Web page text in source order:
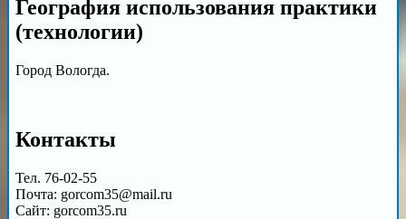
География использования практики
(технологии)
Город Вологда.
Контакты
Тел. 76-02-55
Почта: gorcom35@mail.ru
Сайт: gorcom35.ru